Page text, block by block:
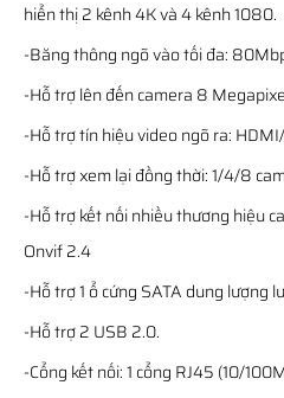
hiển thị 2 kênh 4K và 4 kênh 1080.
-Băng thông ngõ vào tối đa:
-Hỗ trợ lên đến camera 8
-Hỗ trợ tín hiệu video ngõ ra:
-Hỗ trợ xem lại đồng thời: 1/4/8
-Hỗ trợ kết nối nhiều thương hiệu
Onvif 2.4
-Hỗ trợ 1 ổ cứng SATA dung lượng
-Hỗ trợ 2 USB 2.0.
-Cổng kết nối: 1 cổng RJ45 (10/